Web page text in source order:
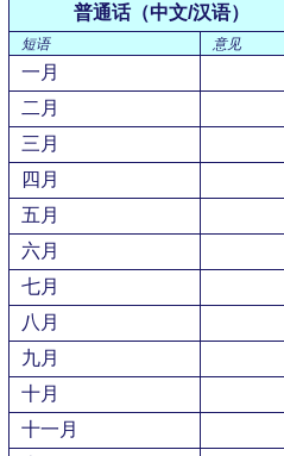
普通话（中文/汉语）
短语 意见
一月
二月
三月
四月
五月
六月
七月
八月
九月
十月
十一月